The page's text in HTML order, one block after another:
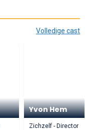
Volledige cast
Yvon Hem
Zichzelf - Director